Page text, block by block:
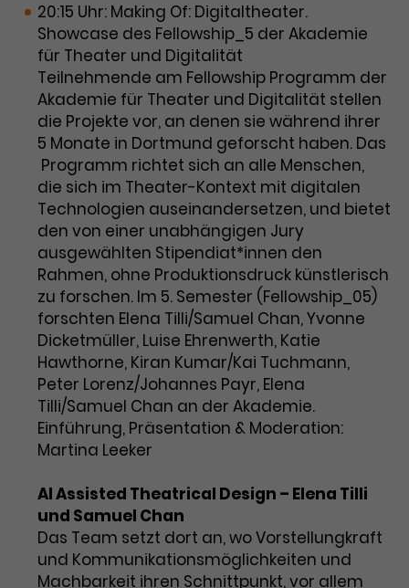
20:15 Uhr: Making Of: Digitaltheater.
Showcase des Fellowship_5 der Akademie
für Theater und Digitalität
Teilnehmende am Fellowship Programm der
Akademie für Theater und Digitalität stellen
die Projekte vor, an denen sie während ihrer
5 Monate in Dortmund geforscht haben. Das
Programm richtet sich an alle Menschen,
die sich im Theater-Kontext mit digitalen
Technologien auseinandersetzen, und bietet
den von einer unabhängigen Jury
ausgewählten Stipendiat*innen den
Rahmen, ohne Produktionsdruck künstlerisch
zu forschen. Im 5. Semester (Fellowship_05)
forschten Elena Tilli/Samuel Chan, Yvonne
Dicketmüller, Luise Ehrenwerth, Katie
Hawthorne, Kiran Kumar/Kai Tuchmann,
Peter Lorenz/Johannes Payr, Elena
Tilli/Samuel Chan an der Akademie.
Einführung, Präsentation & Moderation:
Martina Leeker
AI Assisted Theatrical Design – Elena Tilli
und Samuel Chan
Das Team setzt dort an, wo Vorstellungkraft
und Kommunikationsmöglichkeiten und
Machbarkeit ihren Schnittpunkt, vor allem